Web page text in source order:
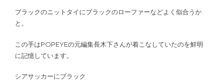
ブラックのニットタイにブラックのローファーなどよく似合うか
と。
この手はPOPEYEの元編集長木下さんが着こなしていたのを鮮明
に記憶しています。
シアサッカーにブラック